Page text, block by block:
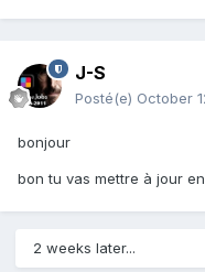
J-S
Posté(e) October
bonjour
bon tu vas mettre à jour
2 weeks later...